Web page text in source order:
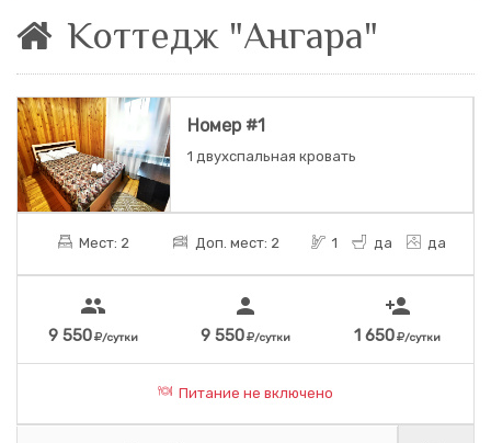
Коттедж "Ангара"
Номер #1
1 двухспальная кровать
Мест: 2 Доп. мест: 2 1 да да
people
9 550 /сутки
person
9 550 /сутки
person_add
1 650 /сутки
Питание не включено